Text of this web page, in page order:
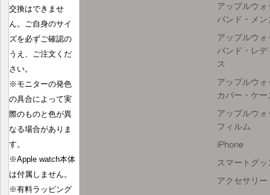
アップルウォ
バンド・メン
アップルウォ
バンド・レデ
ス
アップルウォ
カバー・ケー
アップルウォ
フィルム
iPhone
スマートグッ
アクセサリー
交換はできませ
ん。ご自身のサイ
ズを必ずご確認の
うえ、ご注文くだ
さい。
※モニターの発色
の具合によって実
際のものと色が異
なる場合がありま
す。
※Apple watch本体
は付属しません。
※有料ラッピング